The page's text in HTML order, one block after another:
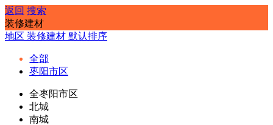
返回 搜索
装修建材
地区 装修建材 默认排序
全部
枣阳市区
全枣阳市区
北城
南城